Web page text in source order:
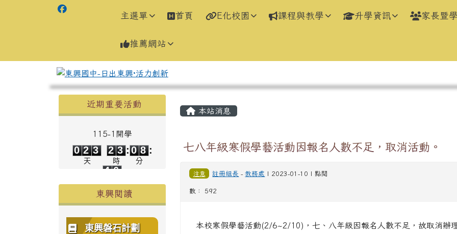
主選單 首頁 E化校園 課程與教學 升學資訊 家長暨
推薦網站
左邊區域內容
近期重要活動
115-1開學
0 2
3
3
天
2
2
3
3
時
:
0
0 8
分
:
4
4
6
6
東興閱讀
東興磐石計劃
主內容區域
本站消息
七八年級寒假學藝活動因報名人數不足，取消活動。
注意 註冊組長 -教務處 | 2023-01-10 | 點閱
數： 592
本校寒假學藝活動(2/6~2/10)，七、八年級因報名人數不足，故取消辦